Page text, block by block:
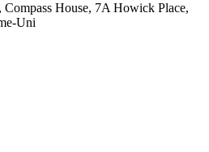
House, 7A Howick Place,
Uni